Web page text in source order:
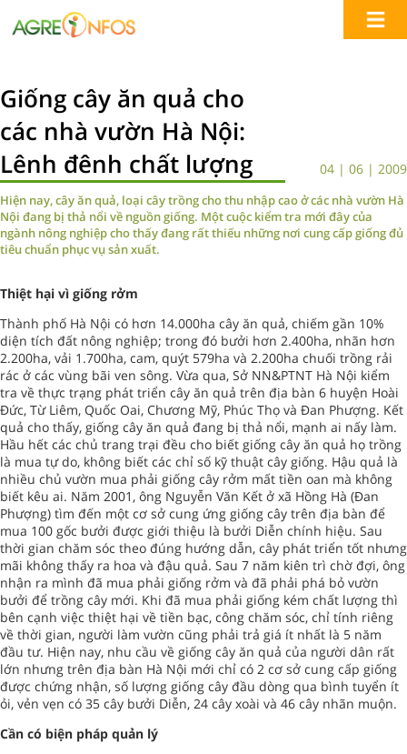
Giống cây ăn quả cho
các nhà vườn Hà Nội:
Lênh đênh chất lượng
04 | 06 | 2009
Hiện nay, cây ăn quả, loại cây trồng cho thu nhập cao ở các nhà vườn Hà
Nội đang bị thả nổi về nguồn giống. Một cuộc kiểm tra mới đây của
ngành nông nghiệp cho thấy đang rất thiếu những nơi cung cấp giống đủ
tiêu chuẩn phục vụ sản xuất.
Thiệt hại vì giống rởm
Thành phố Hà Nội có hơn 14.000ha cây ăn quả, chiếm gần 10%
diện tích đất nông nghiệp; trong đó bưởi hơn 2.400ha, nhãn hơn
2.200ha, vải 1.700ha, cam, quýt 579ha và 2.200ha chuối trồng rải
rác ở các vùng bãi ven sông. Vừa qua, Sở NN&PTNT Hà Nội kiểm
tra về thực trạng phát triển cây ăn quả trên địa bàn 6 huyện Hoài
Đức, Từ Liêm, Quốc Oai, Chương Mỹ, Phúc Thọ và Đan Phượng. Kết
quả cho thấy, giống cây ăn quả đang bị thả nổi, mạnh ai nấy làm.
Hầu hết các chủ trang trại đều cho biết giống cây ăn quả họ trồng
là mua tự do, không biết các chỉ số kỹ thuật cây giống. Hậu quả là
nhiều chủ vườn mua phải giống cây rởm mất tiền oan mà không
biết kêu ai. Năm 2001, ông Nguyễn Văn Kết ở xã Hồng Hà (Đan
Phượng) tìm đến một cơ sở cung ứng giống cây trên địa bàn để
mua 100 gốc bưởi được giới thiệu là bưởi Diễn chính hiệu. Sau
thời gian chăm sóc theo đúng hướng dẫn, cây phát triển tốt nhưng
mãi không thấy ra hoa và đậu quả. Sau 7 năm kiên trì chờ đợi, ông
nhận ra mình đã mua phải giống rởm và đã phải phá bỏ vườn
bưởi để trồng cây mới. Khi đã mua phải giống kém chất lượng thì
bên cạnh việc thiệt hại về tiền bạc, công chăm sóc, chỉ tính riêng
về thời gian, người làm vườn cũng phải trả giá ít nhất là 5 năm
đầu tư. Hiện nay, nhu cầu về giống cây ăn quả của người dân rất
lớn nhưng trên địa bàn Hà Nội mới chỉ có 2 cơ sở cung cấp giống
được chứng nhận, số lượng giống cây đầu dòng qua bình tuyển ít
ỏi, vẻn vẹn có 35 cây bưởi Diễn, 24 cây xoài và 46 cây nhãn muộn.
Cần có biện pháp quản lý